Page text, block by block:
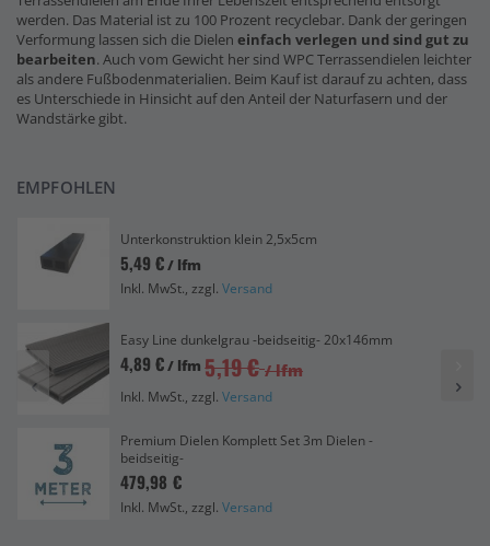
werden. Das Material ist zu 100 Prozent recyclebar. Dank der geringen
Verformung lassen sich die Dielen einfach verlegen und sind gut zu
bearbeiten. Auch vom Gewicht her sind WPC Terrassendielen leichter
als andere Fußbodenmaterialien. Beim Kauf ist darauf zu achten, dass
es Unterschiede in Hinsicht auf den Anteil der Naturfasern und der
Wandstärke gibt.
EMPFOHLEN
Unterkonstruktion klein 2,5x5cm
5,49 €/ lfm
Inkl. MwSt., zzgl. Versand
Easy Line dunkelgrau -beidseitig- 20x146mm
4,89 €/ lfm 5,19 € / lfm
Inkl. MwSt., zzgl. Versand
Premium Dielen Komplett Set 3m Dielen -
beidseitig-
479,98 €
Inkl. MwSt., zzgl. Versand